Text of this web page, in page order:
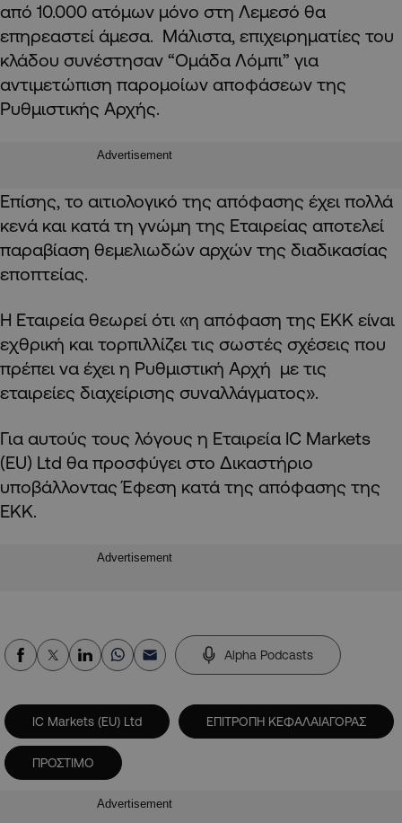
από 10.000 ατόμων μόνο στη Λεμεσό θα
επηρεαστεί άμεσα. Μάλιστα, επιχειρηματίες του
κλάδου συνέστησαν “Ομάδα Λόμπι” για
αντιμετώπιση παρομοίων αποφάσεων της
Ρυθμιστικής Αρχής.
Advertisement
Επίσης, το αιτιολογικό της απόφασης έχει πολλά
κενά και κατά τη γνώμη της Εταιρείας αποτελεί
παραβίαση θεμελιωδών αρχών της διαδικασίας
εποπτείας.
Η Εταιρεία θεωρεί ότι «η απόφαση της ΕΚΚ είναι
εχθρική και τορπιλλίζει τις σωστές σχέσεις που
πρέπει να έχει η Ρυθμιστική Αρχή με τις
εταιρείες διαχείρισης συναλλάγματος».
Για αυτούς τους λόγους η Εταιρεία IC Markets
(EU) Ltd θα προσφύγει στο Δικαστήριο
υποβάλλοντας Έφεση κατά της απόφασης της
ΕΚΚ.
Advertisement
Alpha Podcasts
IC Markets (EU) Ltd ΕΠΙΤΡΟΠΗ ΚΕΦΑΛΑΙΑΓΟΡΑΣ
ΠΡΟΣΤΙΜΟ
Advertisement